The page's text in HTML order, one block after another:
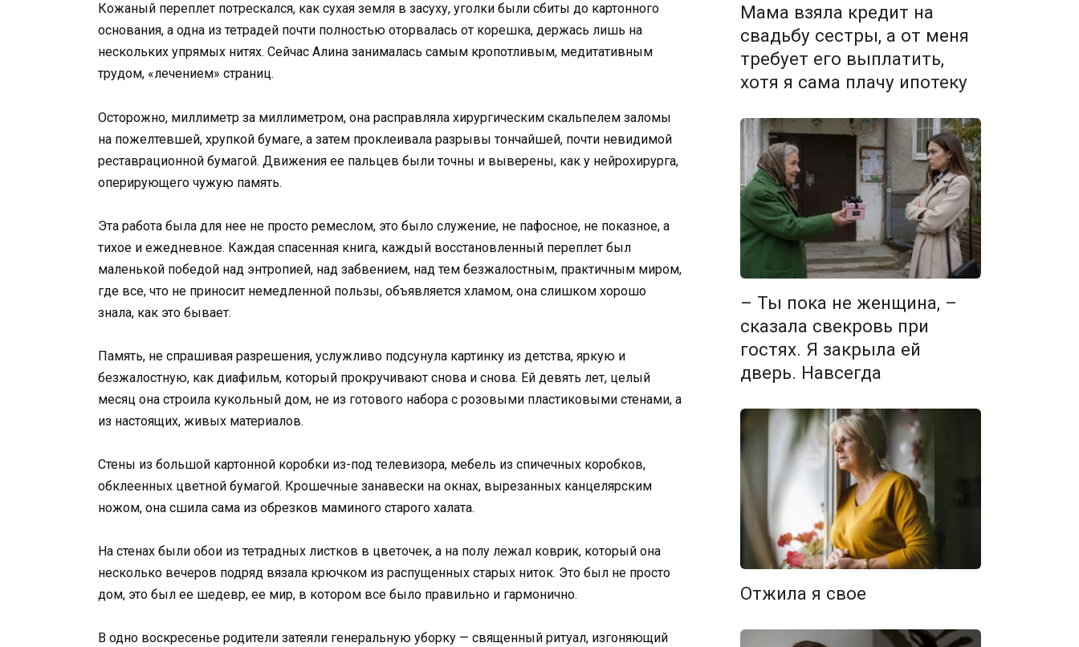
Кожаный переплет потрескался, как сухая земля в засуху, уголки были сбиты до картонного
основания, а одна из тетрадей почти полностью оторвалась от корешка, держась лишь на
нескольких упрямых нитях. Сейчас Алина занималась самым кропотливым, медитативным
трудом, «лечением» страниц.
Осторожно, миллиметр за миллиметром, она расправляла хирургическим скальпелем заломы
на пожелтевшей, хрупкой бумаге, а затем проклеивала разрывы тончайшей, почти невидимой
реставрационной бумагой. Движения ее пальцев были точны и выверены, как у нейрохирурга,
оперирующего чужую память.
Эта работа была для нее не просто ремеслом, это было служение, не пафосное, не показное, а
тихое и ежедневное. Каждая спасенная книга, каждый восстановленный переплет был
маленькой победой над энтропией, над забвением, над тем безжалостным, практичным миром,
где все, что не приносит немедленной пользы, объявляется хламом, она слишком хорошо
знала, как это бывает.
Память, не спрашивая разрешения, услужливо подсунула картинку из детства, яркую и
безжалостную, как диафильм, который прокручивают снова и снова. Ей девять лет, целый
месяц она строила кукольный дом, не из готового набора с розовыми пластиковыми стенами, а
из настоящих, живых материалов.
Стены из большой картонной коробки из-под телевизора, мебель из спичечных коробков,
обклеенных цветной бумагой. Крошечные занавески на окнах, вырезанных канцелярским
ножом, она сшила сама из обрезков маминого старого халата.
На стенах были обои из тетрадных листков в цветочек, а на полу лежал коврик, который она
несколько вечеров подряд вязала крючком из распущенных старых ниток. Это был не просто
дом, это был ее шедевр, ее мир, в котором все было правильно и гармонично.
В одно воскресенье родители затеяли генеральную уборку — священный ритуал, изгоняющий
Мама взяла кредит на
свадьбу сестры, а от меня
требует его выплатить,
хотя я сама плачу ипотеку
– Ты пока не женщина, –
сказала свекровь при
гостях. Я закрыла ей
дверь. Навсегда
Отжила я свое